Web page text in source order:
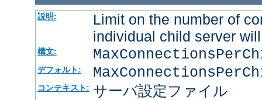
説明:
Limit on the number of
individual child server
構文:
デフォルト:
コンテキスト: サーバ設定ファイル